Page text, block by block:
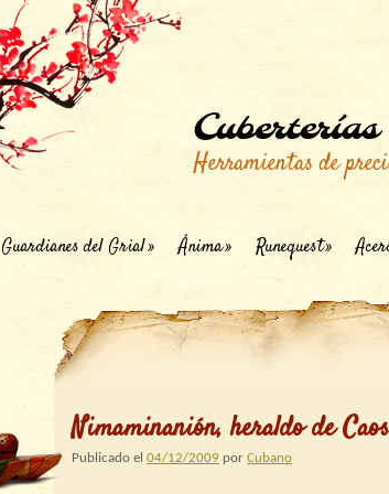
Herramientas de
Guardianes del Grial Ánima Runequest
Nimaminanión, heraldo de Caos
Publicado el 04/12/2009 por Cubano